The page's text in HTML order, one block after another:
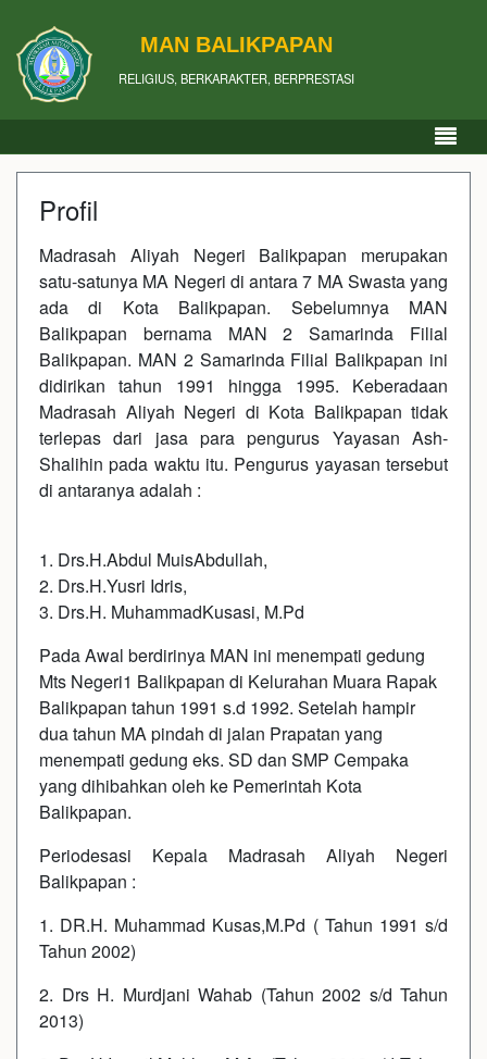
MAN BALIKPAPAN
RELIGIUS, BERKARAKTER, BERPRESTASI
Profil
Madrasah Aliyah Negeri Balikpapan merupakan
satu-satunya MA Negeri di antara 7 MA Swasta yang
ada di Kota Balikpapan. Sebelumnya MAN
Balikpapan bernama MAN 2 Samarinda Filial
Balikpapan. MAN 2 Samarinda Filial Balikpapan ini
didirikan tahun 1991 hingga 1995. Keberadaan
Madrasah Aliyah Negeri di Kota Balikpapan tidak
terlepas dari jasa para pengurus Yayasan Ash-
Shalihin pada waktu itu. Pengurus yayasan tersebut
di antaranya adalah :
1. Drs.H.Abdul MuisAbdullah,
2. Drs.H.Yusri Idris,
3. Drs.H. MuhammadKusasi, M.Pd
Pada Awal berdirinya MAN ini menempati gedung
Mts Negeri1 Balikpapan di Kelurahan Muara Rapak
Balikpapan tahun 1991 s.d 1992. Setelah hampir
dua tahun MA pindah di jalan Prapatan yang
menempati gedung eks. SD dan SMP Cempaka
yang dihibahkan oleh ke Pemerintah Kota
Balikpapan.
Periodesasi Kepala Madrasah Aliyah Negeri
Balikpapan :
1. DR.H. Muhammad Kusas,M.Pd ( Tahun 1991 s/d
Tahun 2002)
2. Drs H. Murdjani Wahab (Tahun 2002 s/d Tahun
2013)